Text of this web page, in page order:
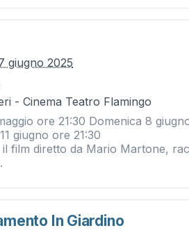
giugno 2025
- Cinema Teatro Flamingo
ore 21:30 Domenica 8
11 giugno ore
diretto da Mario Martone,
In Giardino